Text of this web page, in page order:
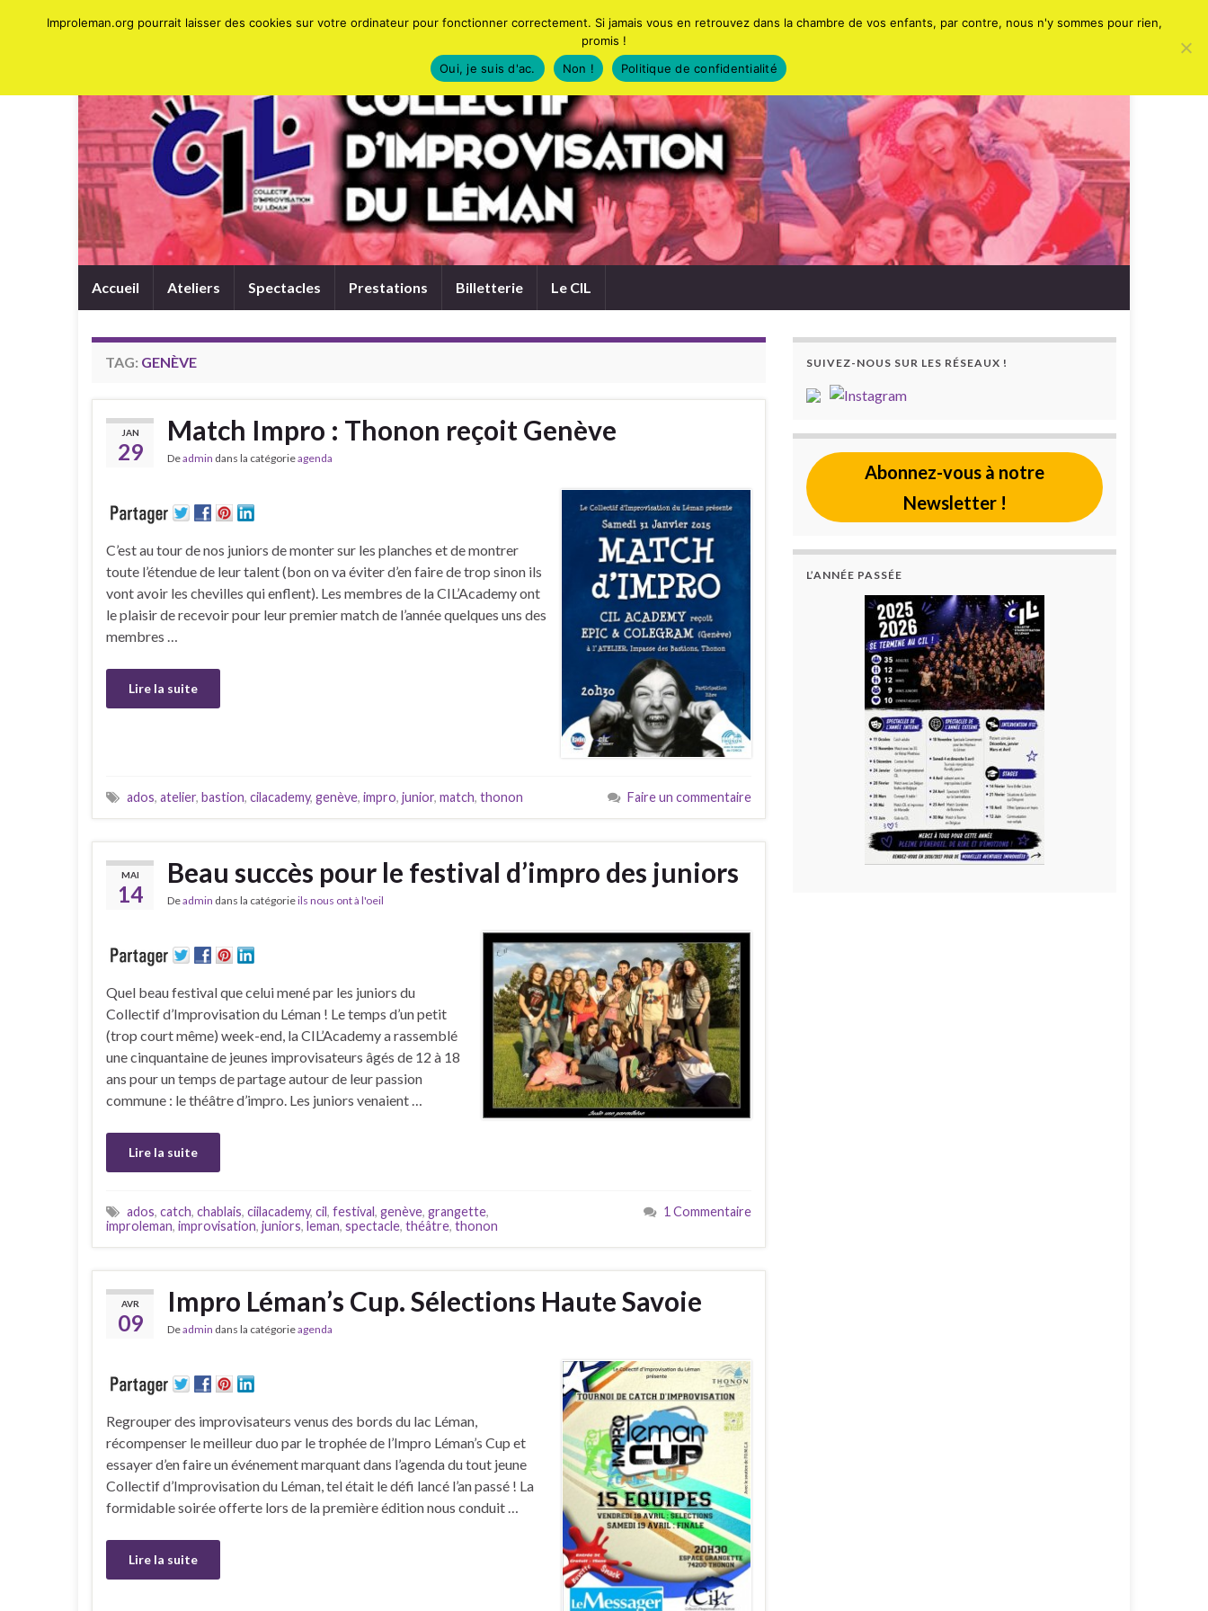
Search for:
Accueil Ateliers Spectacles Prestations Billetterie Le CIL
TAG: GENÈVE
JAN
29
Match Impro : Thonon reçoit Genève
Deadmin dans la catégorieagenda
C’est au tour de nos juniors de monter sur les planches et de montrer
toute l’étendue de leur talent (bon on va éviter d’en faire de trop sinon ils
vont avoir les chevilles qui enflent). Les membres de la CIL’Academy ont
le plaisir de recevoir pour leur premier match de l’année quelques uns des
membres …
Lire la suite
ados, atelier, bastion, cilacademy, genève, impro, junior, match, thonon Faire un commentaire
MAI
14
Beau succès pour le festival d’impro des juniors
Deadmin dans la catégorieils nous ont à l'oeil
Quel beau festival que celui mené par les juniors du
Collectif d’Improvisation du Léman ! Le temps d’un petit
(trop court même) week-end, la CIL’Academy a rassemblé
une cinquantaine de jeunes improvisateurs âgés de 12 à 18
ans pour un temps de partage autour de leur passion
commune : le théâtre d’impro. Les juniors venaient …
Lire la suite
ados, catch, chablais, ciilacademy, cil, festival, genève, grangette,
improleman, improvisation, juniors, leman, spectacle, théâtre, thonon
1 Commentaire
AVR
09
Impro Léman’s Cup. Sélections Haute Savoie
Deadmin dans la catégorieagenda
Regrouper des improvisateurs venus des bords du lac Léman,
récompenser le meilleur duo par le trophée de l’Impro Léman’s Cup et
essayer d’en faire un événement marquant dans l’agenda du tout jeune
Collectif d’Improvisation du Léman, tel était le défi lancé l’an passé ! La
formidable soirée offerte lors de la première édition nous conduit …
Lire la suite
SUIVEZ-NOUS SUR LES RÉSEAUX !
Abonnez-vous à notre
Newsletter !
L’ANNÉE PASSÉE
Improleman.org pourrait laisser des cookies sur votre ordinateur pour fonctionner correctement. Si jamais vous en retrouvez dans la chambre de vos enfants, par contre, nous n'y sommes pour rien,
promis !
Oui, je suis d'ac.
Non ! Politique de confidentialité